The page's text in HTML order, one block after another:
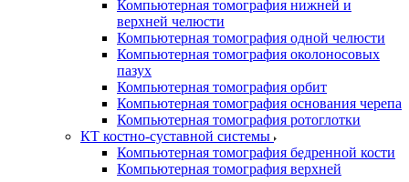
Компьютерная томография нижней и
верхней челюсти
Компьютерная томография одной челюсти
Компьютерная томография околоносовых
пазух
Компьютерная томография орбит
Компьютерная томография основания черепа
Компьютерная томография ротоглотки
КТ костно-суставной системы
Компьютерная томография бедренной кости
Компьютерная томография верхней